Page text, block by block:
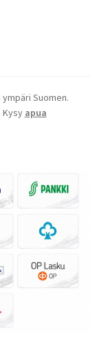
Suomen.
Kysy apua